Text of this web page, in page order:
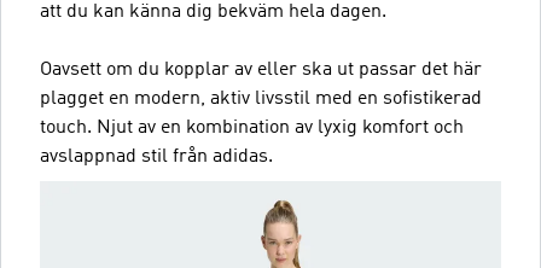
att du kan känna dig bekväm hela dagen.
Oavsett om du kopplar av eller ska ut passar det här
plagget en modern, aktiv livsstil med en sofistikerad
touch. Njut av en kombination av lyxig komfort och
avslappnad stil från adidas.